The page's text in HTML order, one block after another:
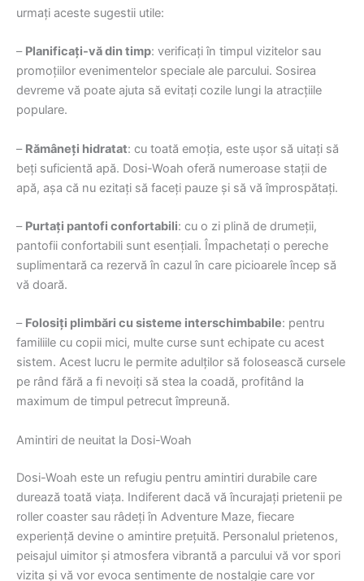
urmați aceste sugestii utile:
– Planificați-vă din timp: verificați în timpul vizitelor sau
promoțiilor evenimentelor speciale ale parcului. Sosirea
devreme vă poate ajuta să evitați cozile lungi la atracțiile
populare.
– Rămâneți hidratat: cu toată emoția, este ușor să uitați să
beți suficientă apă. Dosi-Woah oferă numeroase stații de
apă, așa că nu ezitați să faceți pauze și să vă împrospătați.
– Purtați pantofi confortabili: cu o zi plină de drumeții,
pantofii confortabili sunt esențiali. Împachetați o pereche
suplimentară ca rezervă în cazul în care picioarele încep să
vă doară.
– Folosiți plimbări cu sisteme interschimbabile: pentru
familiile cu copii mici, multe curse sunt echipate cu acest
sistem. Acest lucru le permite adulților să folosească cursele
pe rând fără a fi nevoiți să stea la coadă, profitând la
maximum de timpul petrecut împreună.
Amintiri de neuitat la Dosi-Woah
Dosi-Woah este un refugiu pentru amintiri durabile care
durează toată viața. Indiferent dacă vă încurajați prietenii pe
roller coaster sau râdeți în Adventure Maze, fiecare
experiență devine o amintire prețuită. Personalul prietenos,
peisajul uimitor și atmosfera vibrantă a parcului vă vor spori
vizita și vă vor evoca sentimente de nostalgie care vor